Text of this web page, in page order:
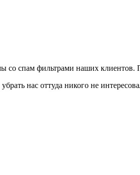
со спам фильтрами наших
нас оттуда никого не